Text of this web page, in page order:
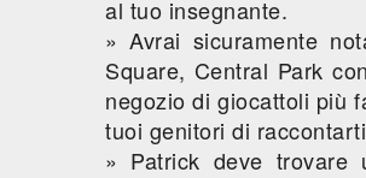
al tuo insegnante.
» Avrai sicuramente
Square, Central Park
negozio di giocattoli più
tuoi genitori di
» Patrick deve trovare